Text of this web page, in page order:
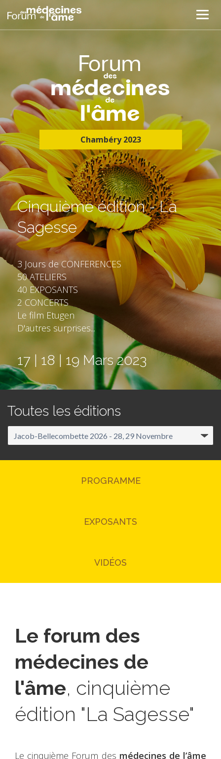
Cinquième édition - La
Sagesse
3 Jours de CONFERENCES
50 ATELIERS
40 EXPOSANTS
2 CONCERTS
Le film Etugen
D'autres surprises...
17 | 18 | 19 Mars 2023
Chambéry 2023
Toutes les éditions
PROGRAMME
EXPOSANTS
VIDÉOS
Le forum des
médecines de
l'âme, cinquième
édition "La Sagesse"
Le cinquième Forum des médecines de l’âme